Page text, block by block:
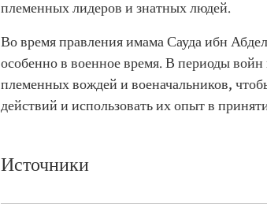
племенных лидеров и знатных людей.
Во время правления имама Сауда ибн
особенно в военное время. В периоды
племенных вождей и военачальников,
действий и использовать их опыт в
Источники